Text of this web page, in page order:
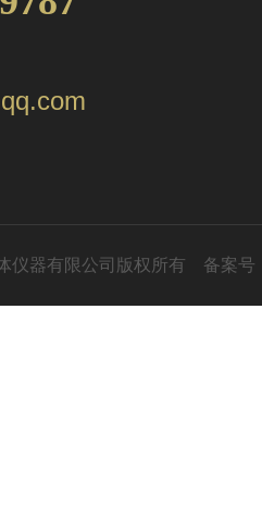
仪器有限公司版权所有 备案号